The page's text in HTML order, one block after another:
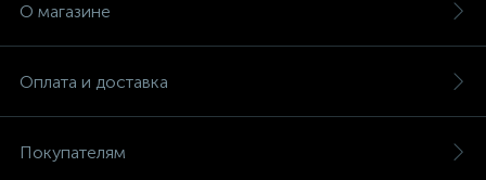
О магазине
Оплата и доставка
Покупателям